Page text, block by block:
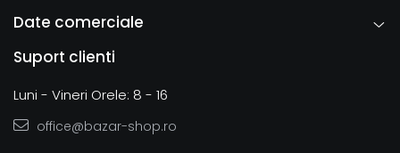
Date comerciale
Suport clienti
Luni - Vineri Orele: 8 - 16
office@bazar-shop.ro